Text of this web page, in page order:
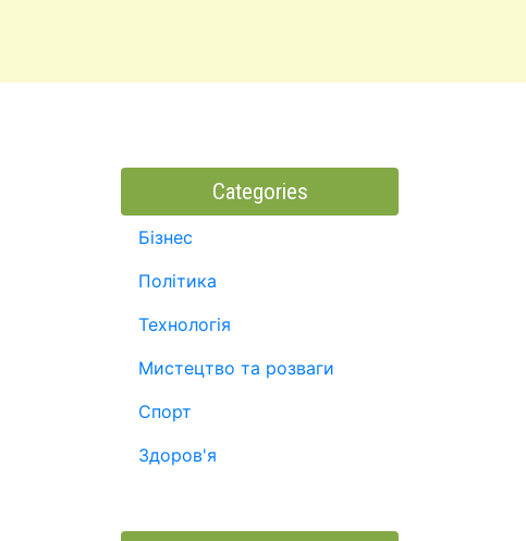
Categories
Бізнес
Політика
Технологія
Мистецтво та розваги
Спорт
Здоров'я